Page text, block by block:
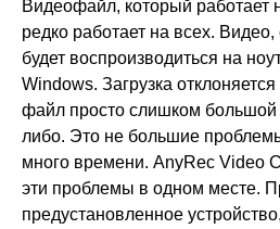
Видеофайл, который работает
редко работает на всех.
будет воспроизводиться на
Windows. Загрузка
файл просто слишком большой
либо. Это не большие
много времени. AnyRec Video
эти проблемы в одном месте.
предустановленное